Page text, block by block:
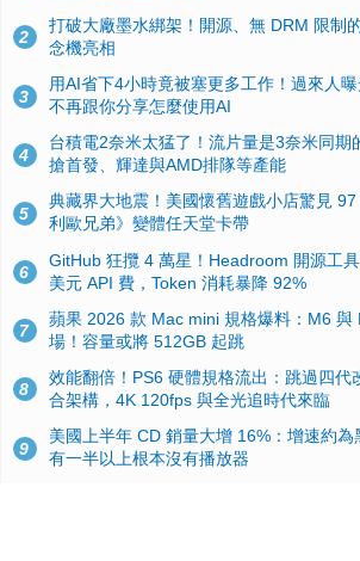
2
打破大廠墨水綁架！開源、無 DRM 限制
念機亮相
3
用AI省下4小時竟被塞更多工作！過來人
不再跟你分享怎麼使用AI
4
台積電2奈米太猛了！流片量是3奈米同期
搶首發、輝達與AMD排隊等產能
5
典藏界大地震！美國懷舊遊戲小店驚見
利歐兄弟》變體任天堂卡帶
6
GitHub 狂攬 4 萬星！Headroom 開源工
美元 API 費，Token 消耗暴降 92%
7
蘋果 2026 款 Mac mini 規格爆料：M6 與
場！容量或將 512GB 起跳
8
效能翻倍！PS6 硬體規格流出：跳過四代
合架構，4K 120fps 與全光追時代來臨
9
美國上半年 CD 銷量大增 16%：增速約
有一半以上根本沒有播放器